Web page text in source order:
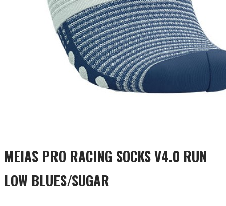
MEIAS PRO RACING SOCKS V4.0 RUN
LOW BLUES/SUGAR